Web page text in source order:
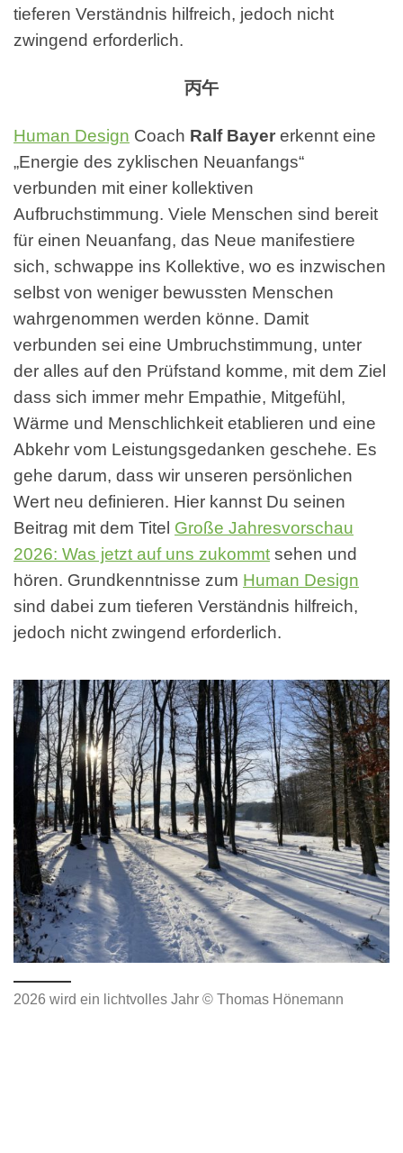
tieferen Verständnis hilfreich, jedoch nicht
zwingend erforderlich.
丙午
Human Design Coach Ralf Bayer erkennt eine
„Energie des zyklischen Neuanfangs“
verbunden mit einer kollektiven
Aufbruchstimmung. Viele Menschen sind bereit
für einen Neuanfang, das Neue manifestiere
sich, schwappe ins Kollektive, wo es inzwischen
selbst von weniger bewussten Menschen
wahrgenommen werden könne. Damit
verbunden sei eine Umbruchstimmung, unter
der alles auf den Prüfstand komme, mit dem Ziel
dass sich immer mehr Empathie, Mitgefühl,
Wärme und Menschlichkeit etablieren und eine
Abkehr vom Leistungsgedanken geschehe. Es
gehe darum, dass wir unseren persönlichen
Wert neu definieren. Hier kannst Du seinen
Beitrag mit dem Titel Große Jahresvorschau
2026: Was jetzt auf uns zukommt sehen und
hören. Grundkenntnisse zum Human Design
sind dabei zum tieferen Verständnis hilfreich,
jedoch nicht zwingend erforderlich.
2026 wird ein lichtvolles Jahr © Thomas Hönemann